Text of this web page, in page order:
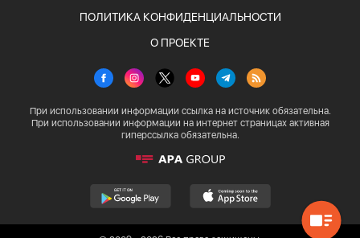
ПОЛИТИКА КОНФИДЕНЦИАЛЬНОСТИ
О ПРОЕКТЕ
При использовании информации ссылка на источник обязательна.
При использовании информации на интернет страницах активная
гиперссылка обязательна.